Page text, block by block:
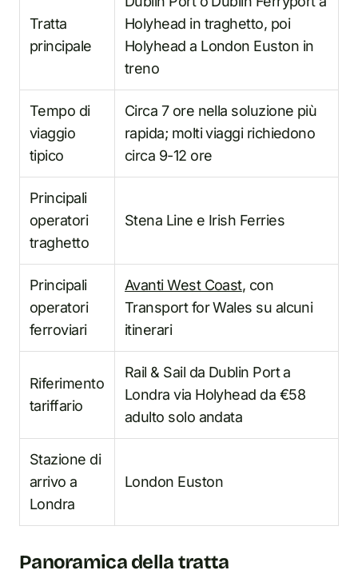
Tratta
principale
Holyhead in traghetto, poi
Holyhead a London Euston in
treno
Tempo di
viaggio
tipico
Circa 7 ore nella soluzione più
rapida; molti viaggi richiedono
circa 9-12 ore
Principali
operatori
traghetto
Stena Line e Irish Ferries
Principali
operatori
ferroviari
Avanti West Coast, con
Transport for Wales su alcuni
itinerari
Riferimento
tariffario
Rail & Sail da Dublin Port a
Londra via Holyhead da €58
adulto solo andata
Stazione di
arrivo a
Londra
London Euston
Panoramica della tratta